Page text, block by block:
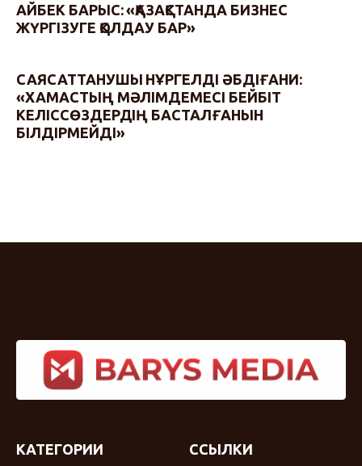
АЙБЕК БАРЫС: «ҚАЗАҚСТАНДА БИЗНЕС
ЖҮРГІЗУГЕ ҚОЛДАУ БАР»
САЯСАТТАНУШЫ НҰРГЕЛДІ ӘБДІҒАНИ:
«ХАМАСТЫҢ МӘЛІМДЕМЕСІ БЕЙБІТ
КЕЛІССӨЗДЕРДІҢ БАСТАЛҒАНЫН
БІЛДІРМЕЙДІ»
КАТЕГОРИИ ССЫЛКИ